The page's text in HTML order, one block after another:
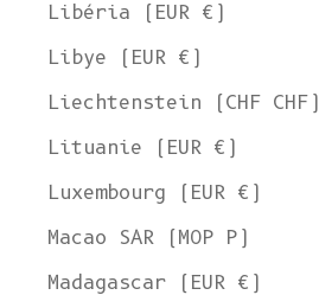
Libéria (EUR €)
Libye (EUR €)
Liechtenstein (CHF CHF)
Lituanie (EUR €)
Luxembourg (EUR €)
Macao SAR (MOP P)
Madagascar (EUR €)